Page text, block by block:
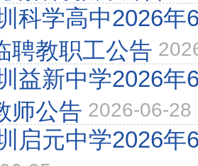
科学高中2026年
聘教职工公告
益新中学2026年
师公告 2026-06-28
启元中学2026年